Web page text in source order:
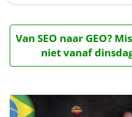
Van SEO naar GEO?
niet vanaf